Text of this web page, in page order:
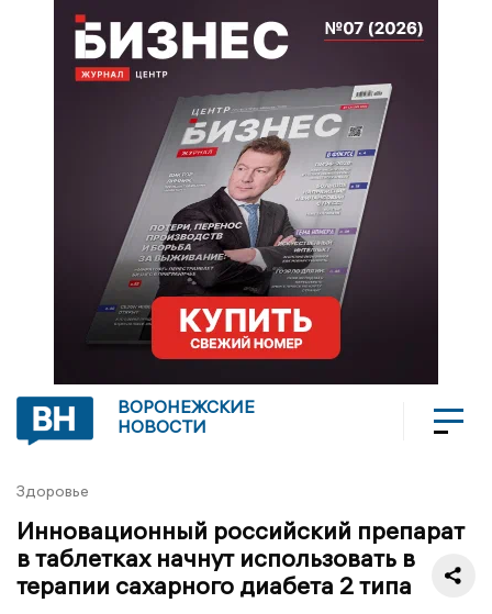
ВОРОНЕЖСКИЕ
НОВОСТИ
Здоровье
Инновационный российский препарат
в таблетках начнут использовать в
терапии сахарного диабета 2 типа